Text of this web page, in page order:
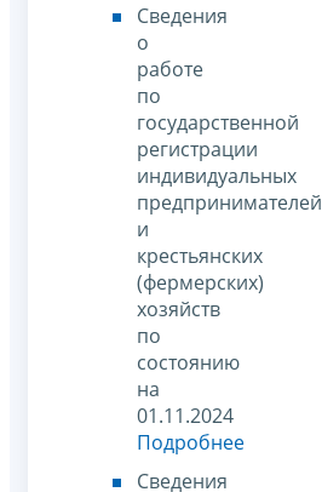
Сведения
о
работе
по
государственной
регистрации
индивидуальных
предпринимателей
и
крестьянских
(фермерских)
хозяйств
по
состоянию
на
01.11.2024
Подробнее
Сведения